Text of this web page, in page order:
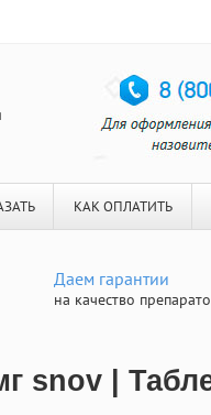
КАК ОПЛАТИТЬ
Даем гарантии
на качество
snov |